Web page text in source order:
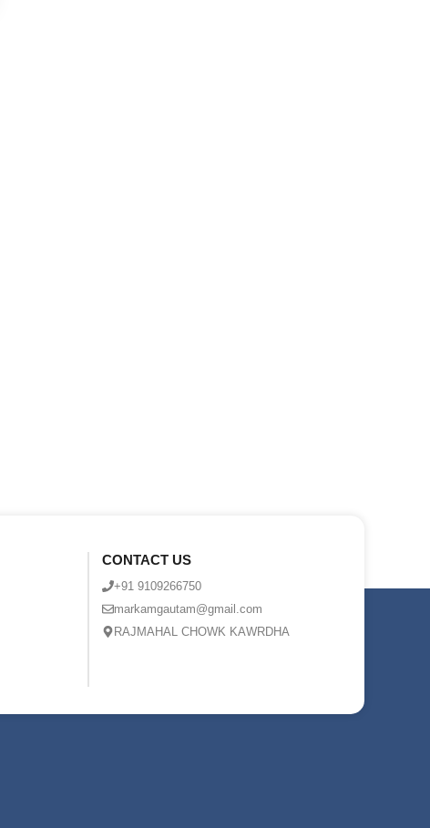
CONTACT US
+91 9109266750
markamgautam@gmail.com
RAJMAHAL CHOWK KAWRDHA